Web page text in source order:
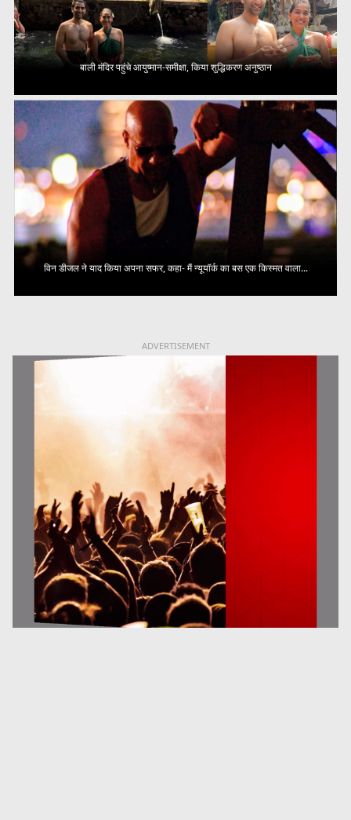
बाली मंदिर पहुंचे आयुष्मान-समीक्षा, किया शुद्धिकरण अनुष्ठान
विन डीजल ने याद किया अपना सफर, कहा- मैं न्यूयॉर्क का बस एक किस्मत वाला...
ADVERTISEMENT